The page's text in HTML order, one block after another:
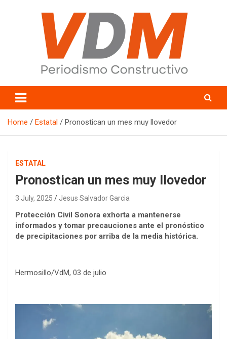
valledelmayo.com
Home Estatal Pronostican un mes muy llovedor
ESTATAL
Pronostican un mes muy llovedor
3 July, 2025 Jesus Salvador Garcia
Protección Civil Sonora exhorta a mantenerse
informados y tomar precauciones ante el pronóstico
de precipitaciones por arriba de la media histórica.
Hermosillo/VdM, 03 de julio